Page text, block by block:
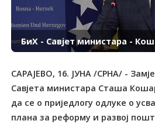
БиХ - Савјет министара -
САРАЈЕВО, 16. ЈУНА /СРНА/ -
Савјета министара Сташа
да се о приједлогу одлуке о
плана за реформу и развој